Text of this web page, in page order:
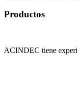
Productos
ACINDEC tiene